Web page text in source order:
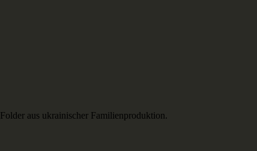
aus ukrainischer Familienproduktion.